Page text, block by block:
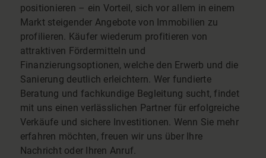
positionieren – ein Vorteil, sich vor allem in einem
Markt steigender Angebote von Immobilien zu
profilieren. Käufer wiederum profitieren von
attraktiven Fördermitteln und
Finanzierungsoptionen, welche den Erwerb und die
Sanierung deutlich erleichtern. Wer fundierte
Beratung und fachkundige Begleitung sucht, findet
mit uns einen verlässlichen Partner für erfolgreiche
Verkäufe und sichere Investitionen. Wenn Sie mehr
erfahren möchten, freuen wir uns über Ihre
Nachricht oder Ihren Anruf.